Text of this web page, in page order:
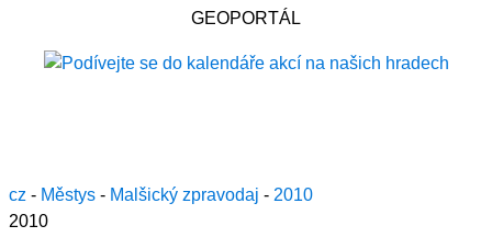
GEOPORTÁL
cz - Městys - Malšický zpravodaj - 2010
2010